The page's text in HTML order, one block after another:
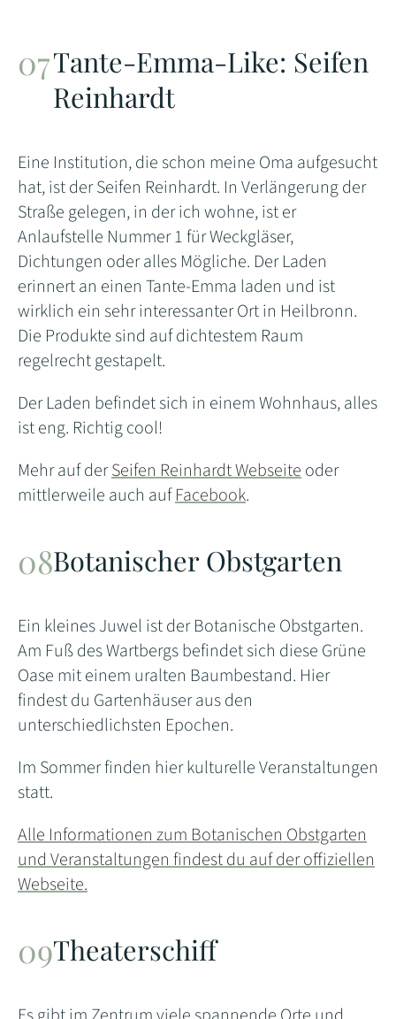
Tante-Emma-Like: Seifen
Reinhardt
Eine Institution, die schon meine Oma aufgesucht
hat, ist der Seifen Reinhardt. In Verlängerung der
Straße gelegen, in der ich wohne, ist er
Anlaufstelle Nummer 1 für Weckgläser,
Dichtungen oder alles Mögliche. Der Laden
erinnert an einen Tante-Emma laden und ist
wirklich ein sehr interessanter Ort in Heilbronn.
Die Produkte sind auf dichtestem Raum
regelrecht gestapelt.
Der Laden befindet sich in einem Wohnhaus, alles
ist eng. Richtig cool!
Mehr auf derSeifen Reinhardt Webseiteoder
mittlerweile auch aufFacebook.
Botanischer Obstgarten
Ein kleines Juwel ist der Botanische Obstgarten.
Am Fuß des Wartbergs befindet sich diese Grüne
Oase mit einem uralten Baumbestand. Hier
findest du Gartenhäuser aus den
unterschiedlichsten Epochen.
Im Sommer finden hier kulturelle Veranstaltungen
statt.
Alle Informationen zum Botanischen Obstgarten
und Veranstaltungen findest du auf der offiziellen
Webseite.
Theaterschiff